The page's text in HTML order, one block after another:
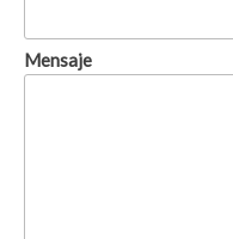
Mensaje